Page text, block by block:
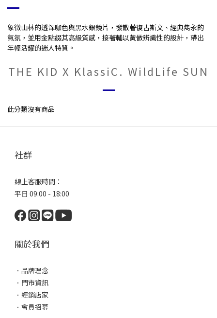
象徵山林的透深咖色與黑水銀鏡片，發散著復古斯文、經典雋永的
氣氛，並用金點綴其高級質感，接著輔以黃做辨識性的設計，帶出
年輕活耀的迷人特質。
THE KID X KlassiC. WildLife SUN
此分類沒有商品
社群
線上客服時間：
平日 09:00 - 18:00
關於我們
． 品牌理念
． 門市資訊
． 經銷店家
． 會員招募